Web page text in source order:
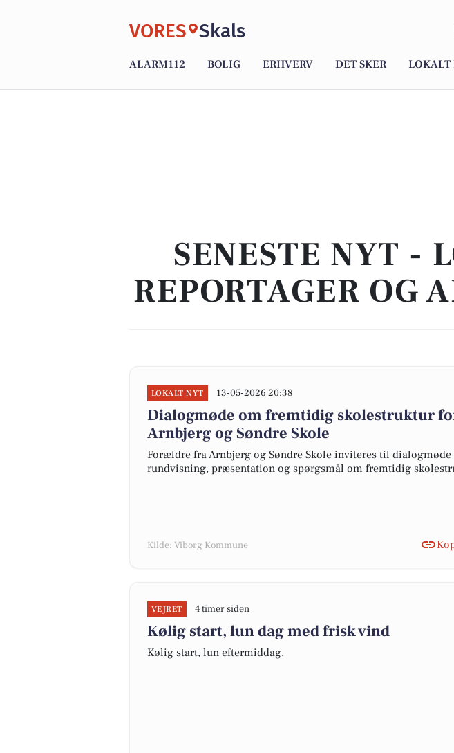
VORES Skals
ALARM112 BOLIG ERHVERV DET SKER LOKALT
SENESTE NYT -
REPORTAGER OG
LOKALT NYT 13-05-2026 20:38
Dialogmøde om fremtidig skolestruktur
Arnbjerg og Søndre Skole
Forældre fra Arnbjerg og Søndre Skole inviteres til dialogmøde
rundvisning, præsentation og spørgsmål om fremtidig
Kilde: Viborg Kommune
VEJRET 4 timer siden
Kølig start, lun dag med frisk vind
Kølig start, lun eftermiddag.